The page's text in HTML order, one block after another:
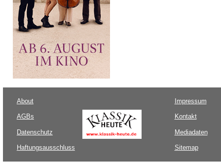
About
AGBs
Datenschutz
Haftungsausschluss
Impressum
Kontakt
Mediadaten
Sitemap